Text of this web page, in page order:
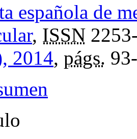
española de
, ISSN
2014, págs.